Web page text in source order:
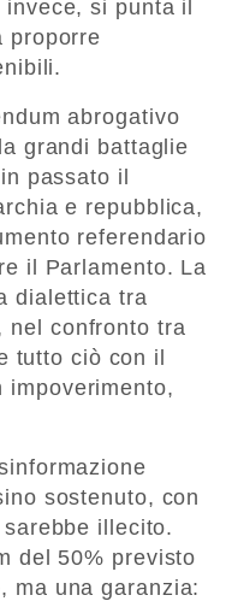
si punta il
proporre
abrogativo
grandi battaglie
passato il
e repubblica,
referendario
il Parlamento. La
dialettica tra
nel confronto tra
tutto ciò con il
impoverimento,
sostenuto, con
illecito.
del 50% previsto
ma una garanzia: